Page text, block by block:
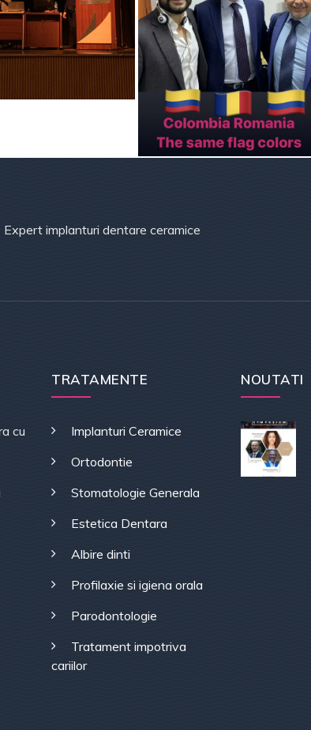
Expert implanturi dentare ceramice
cu
TRATAMENTE
Implanturi Ceramice
Ortodontie
Stomatologie Generala
Estetica Dentara
Albire dinti
Profilaxie si igiena orala
Parodontologie
Tratament impotriva
cariilor
NOUTATI